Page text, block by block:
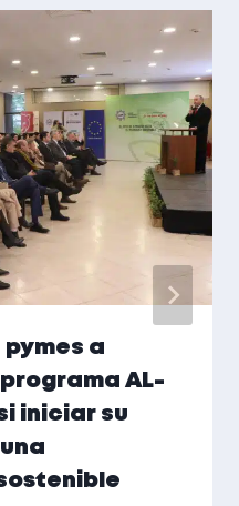
pymes a
AL-
iniciar su